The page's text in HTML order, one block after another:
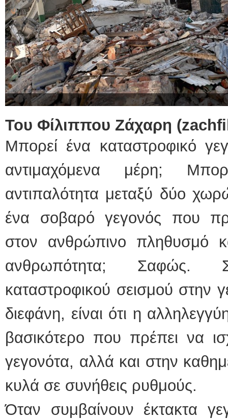
Του Φίλιππου Ζάχαρη (
Μπορεί ένα καταστροφικό
αντιμαχόμενα μέρη;
αντιπαλότητα μεταξύ δύο
ένα σοβαρό γεγονός που
στον ανθρώπινο πληθυσμό
ανθρωπότητα; Σαφώς.
καταστροφικού σεισμού στην
διεφάνη, είναι ότι η
βασικότερο που πρέπει να
γεγονότα, αλλά και στην
κυλά σε συνήθεις ρυθμούς.
Όταν συμβαίνουν έκτακτα